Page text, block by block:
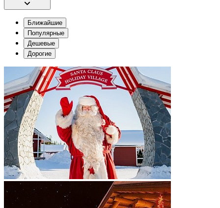
Ближайшие
Популярные
Дешевые
Дорогие